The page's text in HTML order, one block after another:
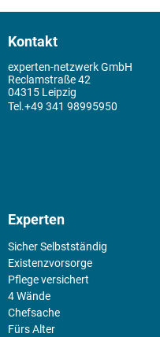
Kontakt
experten-netzwerk GmbH
Reclamstraße 42
04315 Leipzig
+49 341 98995950
Experten
Sicher Selbstständig
Existenz­vorsorge
Pflege versichert
4 Wände
Chefsache
Fürs Alter